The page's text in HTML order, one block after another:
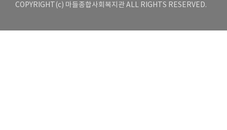
COPYRIGHT(c) 마들종합사회복지관 ALL RIGHTS RESERVED.